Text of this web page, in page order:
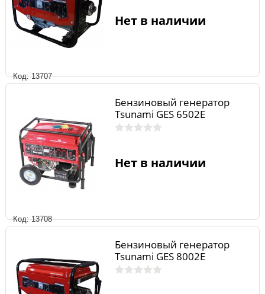
Код: 13707
Нет в наличии
Код: 13708
Бензиновый генератор
Tsunami GES 6502E
Нет в наличии
Бензиновый генератор
Tsunami GES 8002E